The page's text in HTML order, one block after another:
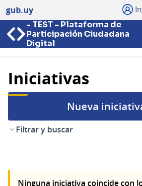
gub.uy
- TEST - Plataforma de
Participación Ciudadana
Digital
Iniciativas
Nueva
Filtrar y buscar
Ninguna iniciativa coincide con